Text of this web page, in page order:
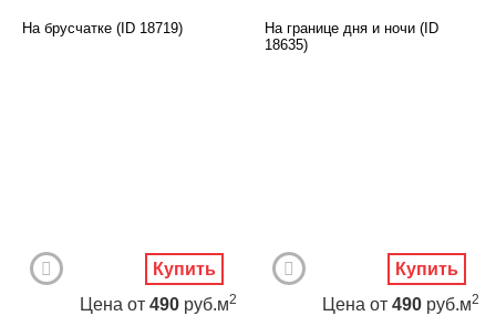
На брусчатке (ID 18719)
Цена от 490 руб.м2
Купить
На границе дня и ночи (ID
18635)
Цена от 490 руб.м2
Купить